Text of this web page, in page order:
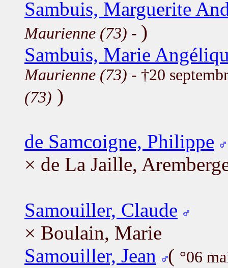
Sambuis, Marguerite
Maurienne (73) - )
Sambuis, Marie
Maurienne (73) - †20
(73) )
de Samcoigne, Philippe
× de La Jaille,
Samouiller, Claude
× Boulain, Marie
Samouiller, Jean
( °06